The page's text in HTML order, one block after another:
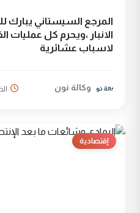
المرجع السيستاني يبارك
الانبار ،ويحرم كل عمليات
لاسباب عشائرية
وكالة نون
إقتصادية